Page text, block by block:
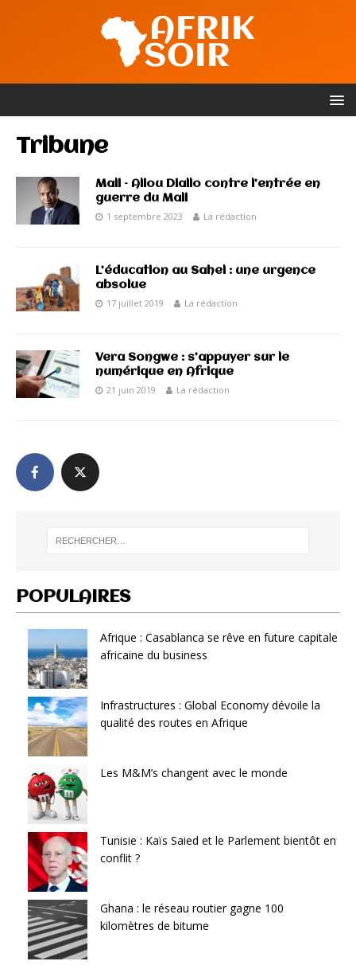
Tribune
Mali – Aliou Diallo contre l’entrée en
guerre du Mali
1 septembre 2023 La rédaction
L’éducation au Sahel : une urgence
absolue
17 juillet 2019 La rédaction
Vera Songwe : s’appuyer sur le
numérique en Afrique
21 juin 2019 La rédaction
POPULAIRES
Afrique : Casablanca se rêve en future capitale
africaine du business
Infrastructures : Global Economy dévoile la
qualité des routes en Afrique
Les M&M’s changent avec le monde
Tunisie : Kaïs Saied et le Parlement bientôt en
conflit ?
Ghana : le réseau routier gagne 100
kilomètres de bitume